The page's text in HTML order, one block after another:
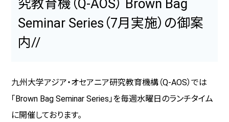
究教育機（Q-AOS） Brown Bag
Seminar Series（7月実施）の御案
内//
九州大学アジア・オセアニア研究教育機構（Q-AOS）では
「 Brown Bag Seminar Series」を毎週水曜日のランチタイム
に開催しております。